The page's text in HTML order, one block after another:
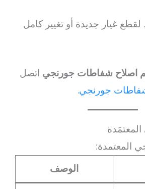
غيار جديدة أو تغيير كامل
اصلاح شفاطات جورنجي اتصل
جورنجي.
المعتمدة:
الوصف